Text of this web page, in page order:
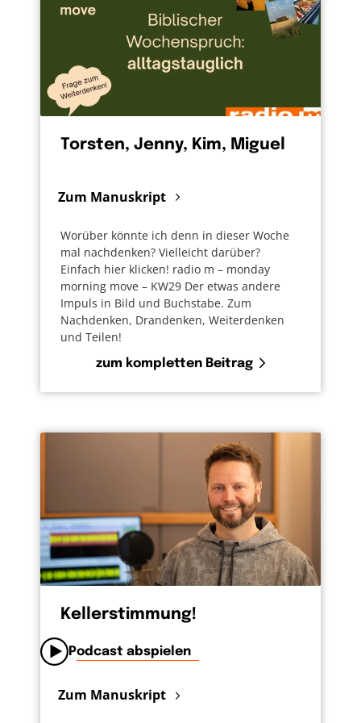
verreise. Den Mund aufmache, wenn es sonst
keiner tut. Ist das romantische Spinnerei von
Christen oder Umweltaktivisten? Ich denke,
auch das ist Nächstenliebe. Auch wenn sie
vielleicht erst mein Übernächster spürt.
Torsten, Jenny, Kim, Miguel
Zum Manuskript
Worüber könnte ich denn in dieser Woche
mal nachdenken? Vielleicht darüber?
Einfach hier klicken! radio m – monday
morning move – KW29 Der etwas andere
Impuls in Bild und Buchstabe. Zum
Nachdenken, Drandenken, Weiterdenken
und Teilen!
zum kompletten Beitrag
Kellerstimmung!
Podcast abspielen
Zum Manuskript